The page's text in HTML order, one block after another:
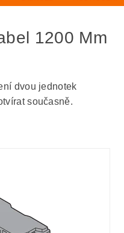
1200 Mm
dvou jednotek
současně.